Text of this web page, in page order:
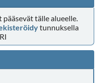
tälle alueelle.
tunnuksella